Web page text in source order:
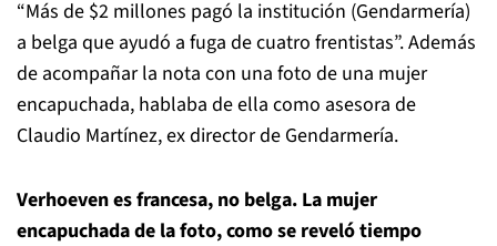
“Más de $2 millones pagó la institución (Gendarmería)
a belga que ayudó a fuga de cuatro frentistas”. Además
de acompañar la nota con una foto de una mujer
encapuchada, hablaba de ella como asesora de
Claudio Martínez, ex director de Gendarmería.
Verhoeven es francesa, no belga. La mujer
encapuchada de la foto, como se reveló tiempo